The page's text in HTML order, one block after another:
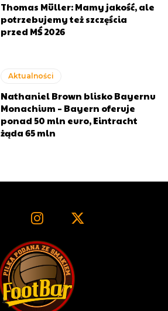
Thomas Müller: Mamy jakość, ale
potrzebujemy też szczęścia
przed MŚ 2026
Aktualności
Nathaniel Brown blisko Bayernu
Monachium – Bayern oferuje
ponad 50 mln euro, Eintracht
żąda 65 mln